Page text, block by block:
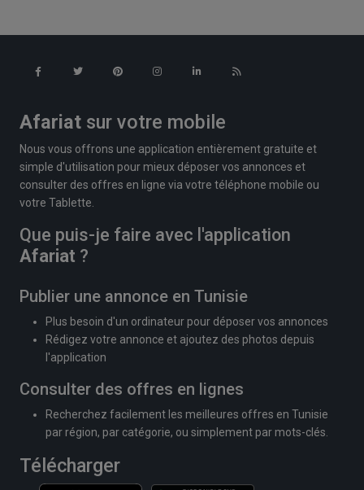
Afariat sur votre mobile
Nous vous offrons une application entièrement gratuite et
simple d'utilisation pour mieux déposer vos annonces et
consulter des offres en ligne via votre téléphone mobile ou
votre Tablette.
Que puis-je faire avec l'application
Afariat ?
Publier une annonce en Tunisie
Plus besoin d'un ordinateur pour déposer vos annonces
Rédigez votre annonce et ajoutez des photos depuis
l'application
Consulter des offres en lignes
Recherchez facilement les meilleures offres en Tunisie
par région, par catégorie, ou simplement par mots-clés.
Télécharger